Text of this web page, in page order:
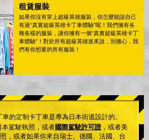
租賃服裝
如果你沒有穿上超級英雄服裝，你怎麼能說自己
有過“真實超級英雄卡丁車體驗”呢！我們擁有各
種各樣的服裝，讓你擁有一個“真實超級英雄卡丁
車體驗”！對於所有超級英雄迷來說，別擔心，我
們有你想要的所有服裝！
車的定制卡丁車是專為日本街道設計的。
駕駛執照，或者國際駕駛許可證 ，或者美
，或者如果你來自瑞士、德國、法國、台